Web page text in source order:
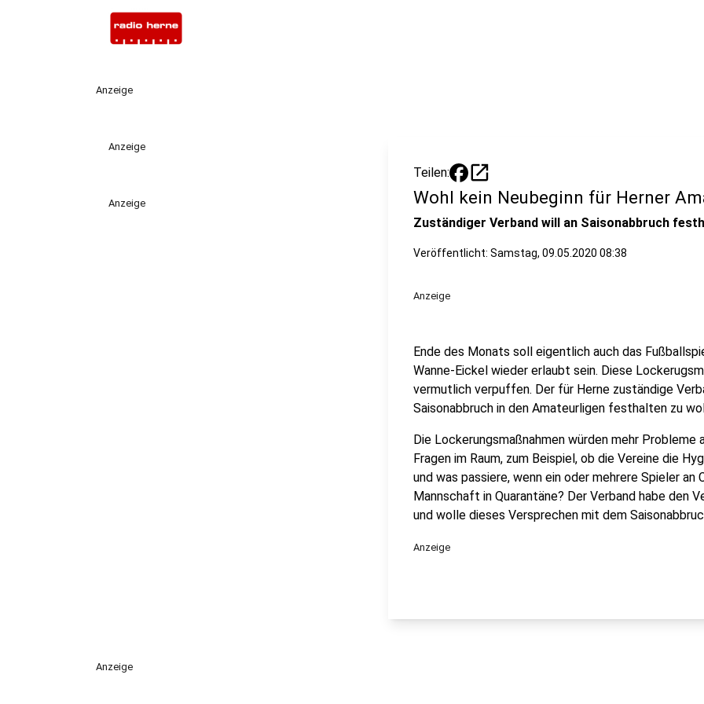
Anzeige
Anzeige
Anzeige
Teilen: open_in_new
Wohl kein Neubeginn für Herner
Zuständiger Verband will an Saisonabbruch
Veröffentlicht: Samstag, 09.05.2020 08:38
Anzeige
Ende des Monats soll eigentlich auch das
Wanne-Eickel wieder erlaubt sein. Diese
vermutlich verpuffen. Der für Herne zuständige
Saisonabbruch in den Amateurligen festhalten zu
Die Lockerungsmaßnahmen würden mehr
Fragen im Raum, zum Beispiel, ob die Vereine die
und was passiere, wenn ein oder mehrere Spieler an
Mannschaft in Quarantäne? Der Verband habe den
und wolle dieses Versprechen mit dem
Anzeige
Anzeige